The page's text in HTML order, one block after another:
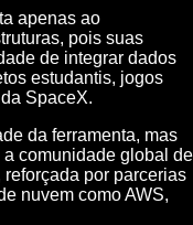
apenas ao
pois suas
de integrar dados
estudantis, jogos
SpaceX.
da ferramenta, mas
comunidade global de
por parcerias
nuvem como AWS,